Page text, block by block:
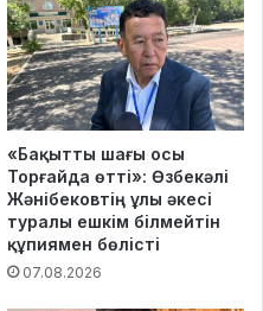
«Бақытты шағы осы
Торғайда өтті»: Өзбекәлі
Жәнібековтің ұлы әкесі
туралы ешкім білмейтін
құпиямен бөлісті
07.08.2026